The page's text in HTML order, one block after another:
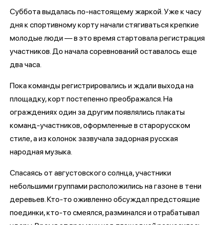
Суббота выдалась по-настоящему жаркой. Уже к часу
дня к спортивному корту начали стягиваться крепкие
молодые люди — в это время стартовала регистрация
участников. До начала соревнований оставалось еще
два часа.
Пока команды регистрировались и ждали выхода на
площадку, корт постепенно преображался. На
ограждениях один за другим появлялись плакаты
команд-участников, оформленные в старорусском
стиле, а из колонок зазвучала задорная русская
народная музыка.
Спасаясь от августовского солнца, участники
небольшими группами расположились на газоне в тени
деревьев. Кто-то оживленно обсуждал предстоящие
поединки, кто-то смеялся, разминался и отрабатывал